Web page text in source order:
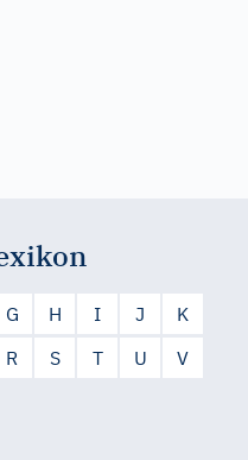
G H I J
K
R S T U
V